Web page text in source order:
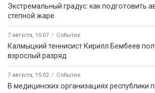
Экстремальный градус: как подготовить
степной жаре
7 августа, 15:07 Событие
Калмыцкий теннисист Кирилл Бембеев
взрослый разряд
7 августа, 15:02 Событие
В медицинских организациях республики